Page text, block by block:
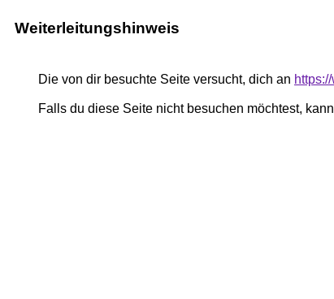
Weiterleitungshinweis
Die von dir besuchte Seite versucht, dich an
Falls du diese Seite nicht besuchen möchtest,